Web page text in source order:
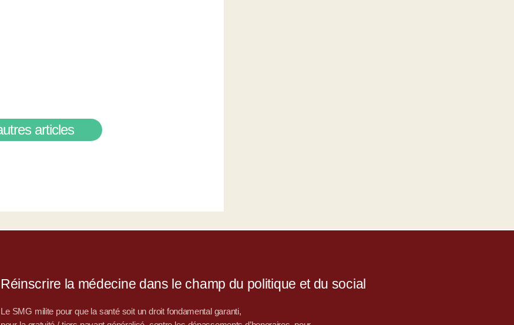
articles
Réinscrire la médecine dans le champ du politique et du social
Le SMG milite pour que la santé soit un droit fondamental garanti,